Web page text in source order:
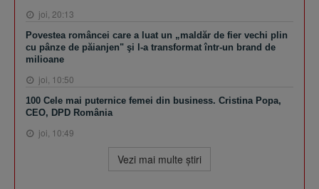
joi, 20:13
Povestea româncei care a luat un „maldăr de fier vechi plin
cu pânze de păianjen" şi l-a transformat într-un brand de
milioane
joi, 10:50
100 Cele mai puternice femei din business. Cristina Popa,
CEO, DPD România
joi, 10:49
Vezi mai multe ştiri